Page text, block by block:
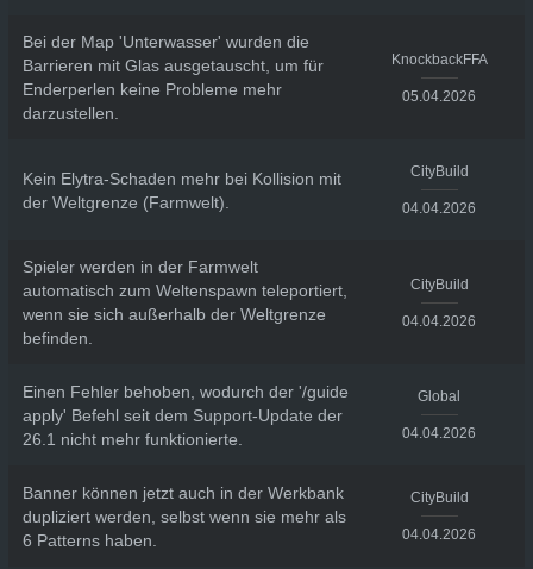
Bei der Map 'Unterwasser' wurden die
Barrieren mit Glas ausgetauscht, um für
Enderperlen keine Probleme mehr
darzustellen.
KnockbackFFA
05.04.2026
Kein Elytra-Schaden mehr bei Kollision mit
der Weltgrenze (Farmwelt).
CityBuild
04.04.2026
Spieler werden in der Farmwelt
automatisch zum Weltenspawn teleportiert,
wenn sie sich außerhalb der Weltgrenze
befinden.
CityBuild
04.04.2026
Einen Fehler behoben, wodurch der '/guide
apply' Befehl seit dem Support-Update der
26.1 nicht mehr funktionierte.
Global
04.04.2026
Banner können jetzt auch in der Werkbank
dupliziert werden, selbst wenn sie mehr als
6 Patterns haben.
CityBuild
04.04.2026